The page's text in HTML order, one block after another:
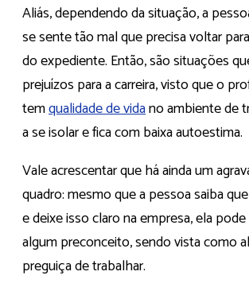
Aliás, dependendo da situação, a
se sente tão mal que precisa voltar
do expediente. Então, são situações
prejuízos para a carreira, visto que o
temqualidade de vidano ambiente de
a se isolar e fica com baixa autoestima.
Vale acrescentar que há ainda um
quadro: mesmo que a pessoa saiba
e deixe isso claro na empresa, ela
algum preconceito, sendo vista como
preguiça de trabalhar.